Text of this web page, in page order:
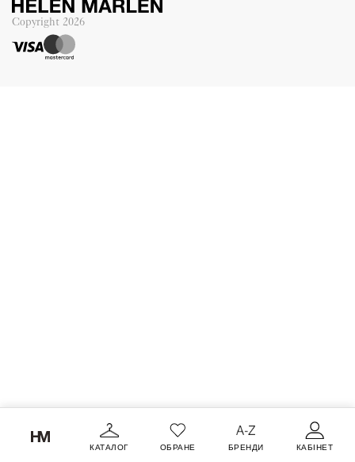
КАТАЛОГ ОБРАНЕ БРЕНДИ КАБІНЕТ
Copyright 2026